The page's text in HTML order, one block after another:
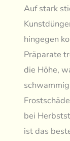
Auf stark
hingegen
Präparate
die Höhe,
bei
ist das